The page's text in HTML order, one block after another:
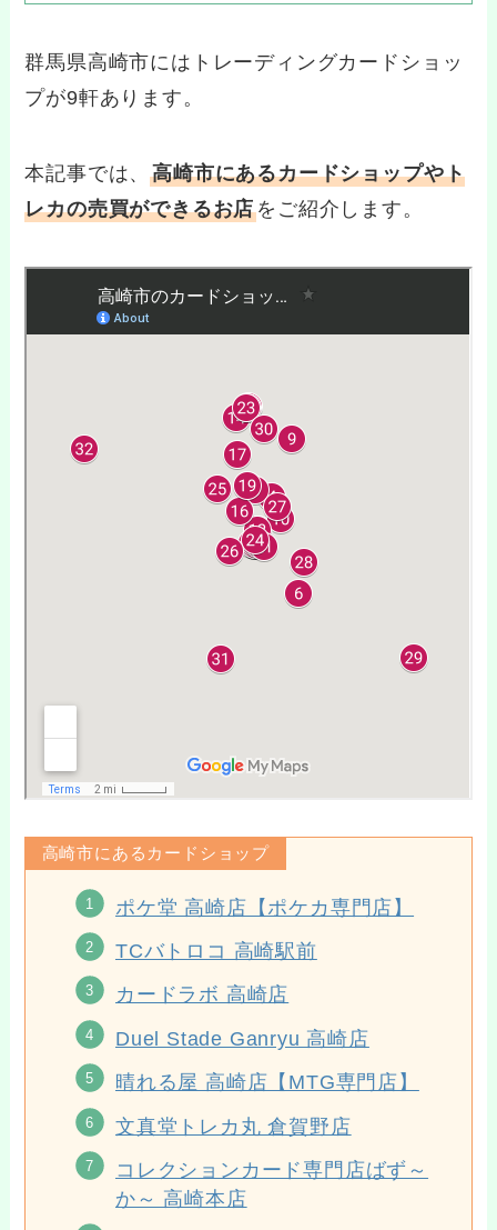
群馬県高崎市にはトレーディングカードショッ
プが9軒あります。
本記事では、高崎市にあるカードショップやト
レカの売買ができるお店をご紹介します。
高崎市にあるカードショップ
ポケ堂 高崎店【ポケカ専門店】
TCバトロコ 高崎駅前
カードラボ 高崎店
Duel Stade Ganryu 高崎店
晴れる屋 高崎店【MTG専門店】
文真堂トレカ丸 倉賀野店
コレクションカード専門店ばず～
か～ 高崎本店